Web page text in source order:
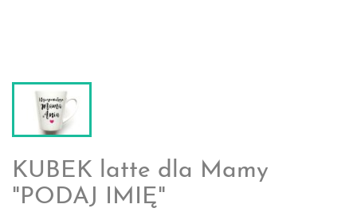
KUBEK latte dla Mamy
"PODAJ IMIĘ"